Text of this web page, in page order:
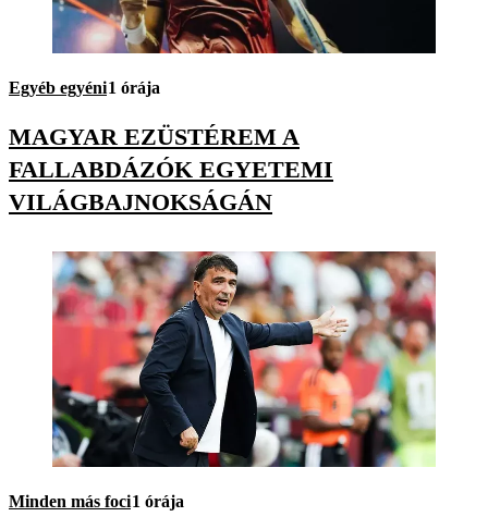
Egyéb egyéni1 órája
MAGYAR EZÜSTÉREM A
FALLABDÁZÓK EGYETEMI
VILÁGBAJNOKSÁGÁN
Minden más foci1 órája